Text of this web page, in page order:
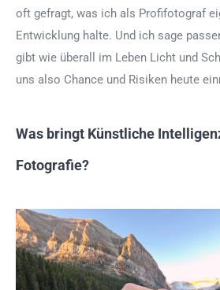
oft gefragt, was ich als Profifotograf
Entwicklung halte. Und ich sage
gibt wie überall im Leben Licht und
uns also Chance und Risiken heute
Was bringt Künstliche
Fotografie?